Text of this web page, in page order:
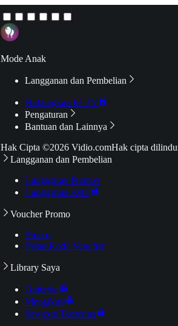
Mode Anak
Langganan dan Pembelian
Hubungkan ke TV
Pengaturan
Bantuan dan Lainnya
Hak Cipta ©2026 Vidio.comHak cipta
Langganan dan Pembelian
Langganan Premier
Langganan Aktif
Voucher Promo
Promo
Pakai Kode Voucher
Library Saya
Daftarku
Mengikuti
Riwayat Tontonan